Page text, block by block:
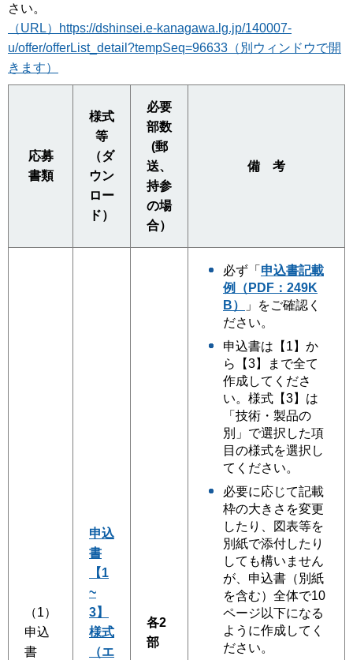
さい。
（URL）https://dshinsei.e-kanagawa.lg.jp/140007-
u/offer/offerList_detail?tempSeq=96633（別ウィンドウで開
きます）
応募
書類
様式
等
（ダ
ウン
ロー
ド）
必要
部数
(郵
送、
持参
の場
合）
備 考
（1）
申込
書
申込
書
【1
~
3】
様式
（エ
各2
部
必ず「 申込書記載
例（PDF：249K
B）
」をご確認く
ださい。
申込書は【1】か
ら【3】まで全て
作成してくださ
い。様式【3】は
「技術・製品の
別」で選択した項
目の様式を選択し
てください。
必要に応じて記載
枠の大きさを変更
したり、図表等を
別紙で添付したり
しても構いません
が、申込書（別紙
を含む）全体で10
ページ以下になる
ように作成してく
ださい。